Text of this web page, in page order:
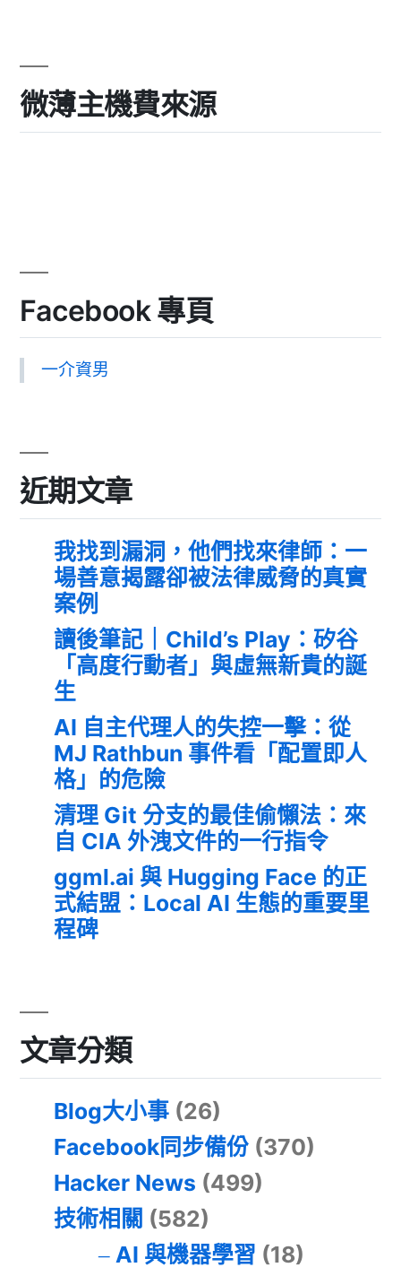
微薄主機費來源
Facebook 專頁
一介資男
近期文章
我找到漏洞，他們找來律師：一
場善意揭露卻被法律威脅的真實
案例
讀後筆記｜Child’s Play：矽谷
「高度行動者」與虛無新貴的誕
生
AI 自主代理人的失控一擊：從
MJ Rathbun 事件看「配置即人
格」的危險
清理 Git 分支的最佳偷懶法：來
自 CIA 外洩文件的一行指令
ggml.ai 與 Hugging Face 的正
式結盟：Local AI 生態的重要里
程碑
文章分類
Blog大小事 (26)
Facebook同步備份 (370)
Hacker News (499)
技術相關 (582)
AI 與機器學習 (18)